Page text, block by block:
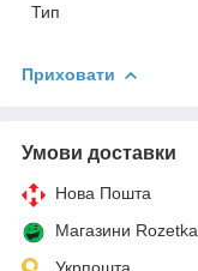
Тип
Приховати
Умови доставки
Нова Пошта
Магазини Rozetka
Укрпошта